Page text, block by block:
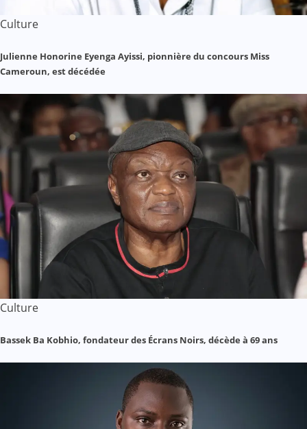
Culture
Julienne Honorine Eyenga Ayissi, pionnière du concours Miss
Cameroun, est décédée
Culture
Bassek Ba Kobhio, fondateur des Écrans Noirs, décède à 69 ans